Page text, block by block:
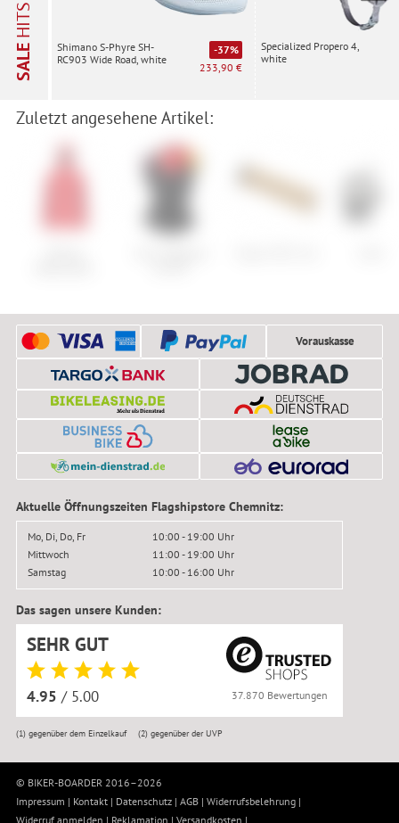
SALE
HITS
Shimano S-Phyre SH-
RC903 Wide Road, white
-37%
233,90 €
Specialized Propero 4,
white
Zuletzt angesehene Artikel:
Vorauskasse
Aktuelle Öffnungszeiten Flagshipstore Chemnitz:
Mo, Di, Do, Fr
10:00 - 19:00 Uhr
Mittwoch
11:00 - 19:00 Uhr
Samstag
10:00 - 16:00 Uhr
Das sagen unsere Kunden:
SEHR GUT
4.95 / 5.00 37.870 Bewertungen
(1)gegenüber dem Einzelkauf (2) gegenüber der UVP
© BIKER-BOARDER 2016–2026
Impressum | Kontakt | Datenschutz | AGB | Widerrufsbelehrung |
Widerruf anmelden | Reklamation | Versandkosten |